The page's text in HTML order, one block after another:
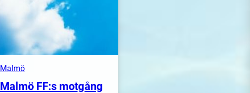
Malmö
Malmö FF:s motgång